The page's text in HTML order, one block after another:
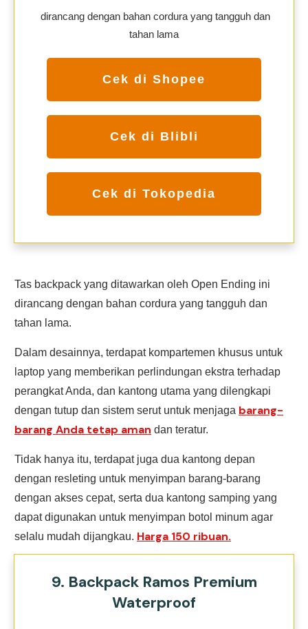
dirancang dengan bahan cordura yang tangguh dan
tahan lama
Cek di Shopee
Cek di Blibli
Cek di Tokopedia
Tas backpack yang ditawarkan oleh Open Ending ini
dirancang dengan bahan cordura yang tangguh dan
tahan lama.
Dalam desainnya, terdapat kompartemen khusus untuk
laptop yang memberikan perlindungan ekstra terhadap
perangkat Anda, dan kantong utama yang dilengkapi
dengan tutup dan sistem serut untuk menjaga barang-
barang Anda tetap aman dan teratur.
Tidak hanya itu, terdapat juga dua kantong depan
dengan resleting untuk menyimpan barang-barang
dengan akses cepat, serta dua kantong samping yang
dapat digunakan untuk menyimpan botol minum agar
selalu mudah dijangkau. Harga 150 ribuan.
9. Backpack Ramos Premium
Waterproof